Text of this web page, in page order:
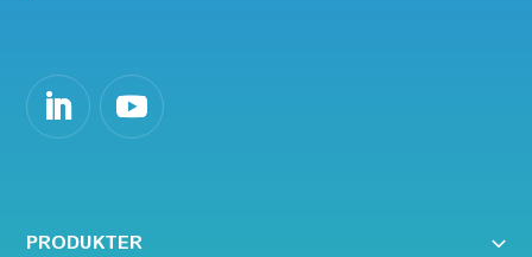
PRODUKTER